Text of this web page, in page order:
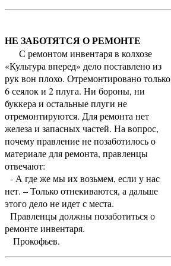
НЕ ЗАБОТЯТСЯ О РЕМОНТЕ
С ремонтом инвентаря в колхозе
«Культура вперед» дело поставлено из
рук вон плохо. Отремонтировано только
6 сеялок и 2 плуга. Ни бороны, ни
буккера и остальные плуги не
отремонтируются. Для ремонта нет
железа и запасных частей. На вопрос,
почему правление не позаботилось о
материале для ремонта, правленцы
отвечают:
- А где же мы их возьмем, если у нас
нет. – Только отнекиваются, а дальше
этого дело не идет с места.
Правленцы должны позаботиться о
ремонте инвентаря.
Прокофьев.